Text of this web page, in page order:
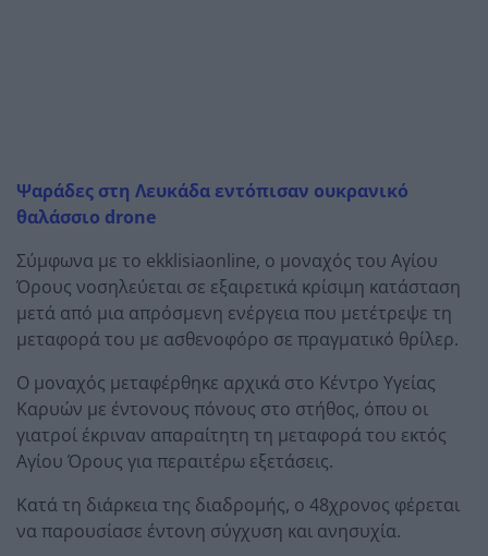
Ψαράδες στη Λευκάδα εντόπισαν ουκρανικό
θαλάσσιο drone
Σύμφωνα με το ekklisiaonline, ο μοναχός του Αγίου
Όρους νοσηλεύεται σε εξαιρετικά κρίσιμη κατάσταση
μετά από μια απρόσμενη ενέργεια που μετέτρεψε τη
μεταφορά του με ασθενοφόρο σε πραγματικό θρίλερ.
Ο μοναχός μεταφέρθηκε αρχικά στο Κέντρο Υγείας
Καρυών με έντονους πόνους στο στήθος, όπου οι
γιατροί έκριναν απαραίτητη τη μεταφορά του εκτός
Αγίου Όρους για περαιτέρω εξετάσεις.
Κατά τη διάρκεια της διαδρομής, ο 48χρονος φέρεται
να παρουσίασε έντονη σύγχυση και ανησυχία.